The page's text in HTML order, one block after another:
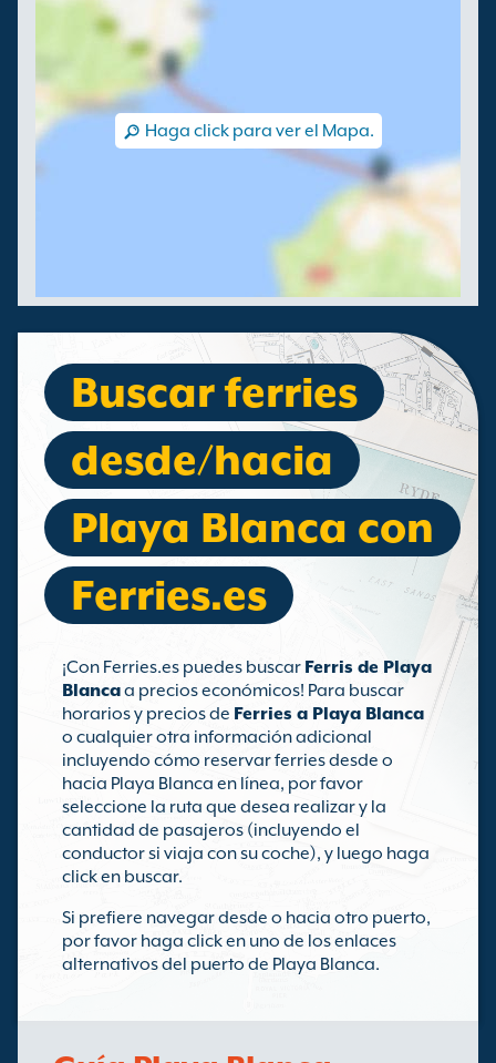
Haga click para ver el Mapa.
Buscar ferries
desde/hacia
Playa Blanca con
Ferries.es
¡Con Ferries.es puedes buscar Ferris de Playa
Blancaa precios económicos! Para buscar
horarios y precios de Ferries a Playa Blanca
o cualquier otra información adicional
incluyendo cómo reservar ferries desde o
hacia Playa Blanca en línea, por favor
seleccione la ruta que desea realizar y la
cantidad de pasajeros (incluyendo el
conductor si viaja con su coche), y luego haga
click en buscar.
Si prefiere navegar desde o hacia otro puerto,
por favor haga click en uno de los enlaces
alternativos del puerto de Playa Blanca.